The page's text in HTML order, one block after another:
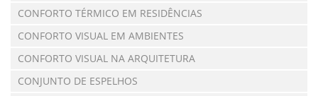
CONFORTO TÉRMICO EM RESIDÊNCIAS
CONFORTO VISUAL EM AMBIENTES
CONFORTO VISUAL NA ARQUITETURA
CONJUNTO DE ESPELHOS